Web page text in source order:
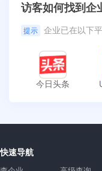
访客如何找到企
提示 企业已在以下
今日头条
快速导航